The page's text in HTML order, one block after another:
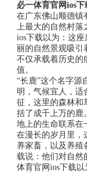
必一体育官网ios下
在广东佛山顺德镇
上最大的自然村落
ios下载以为：这
丽的自然景观吸引
不仅承载着历史的
值。
“长鹿”这个名字源
明，气候宜人，适
征，这里的森林和
括了成千上万的鹿
地上的生命联系在
在漫长的岁月里，
养家畜，以及养殖
载说：他们对自然
体育官网ios下载